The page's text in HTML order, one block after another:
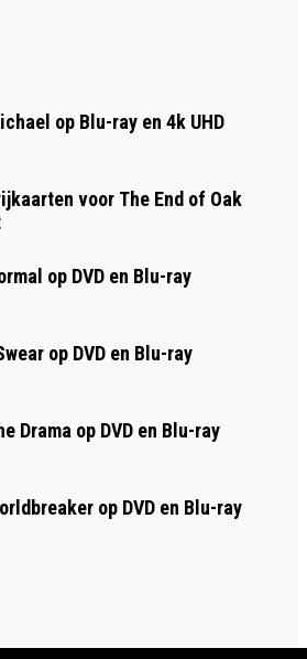
op Blu-ray en 4k UHD
voor The End of Oak
op DVD en Blu-ray
op DVD en Blu-ray
Drama op DVD en Blu-ray
op DVD en Blu-ray